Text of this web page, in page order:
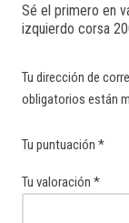
Sé el primero en
izquierdo corsa
Tu dirección de
obligatorios están
Tu puntuación *
Tu valoración *